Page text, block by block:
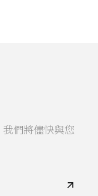
們將儘快與您